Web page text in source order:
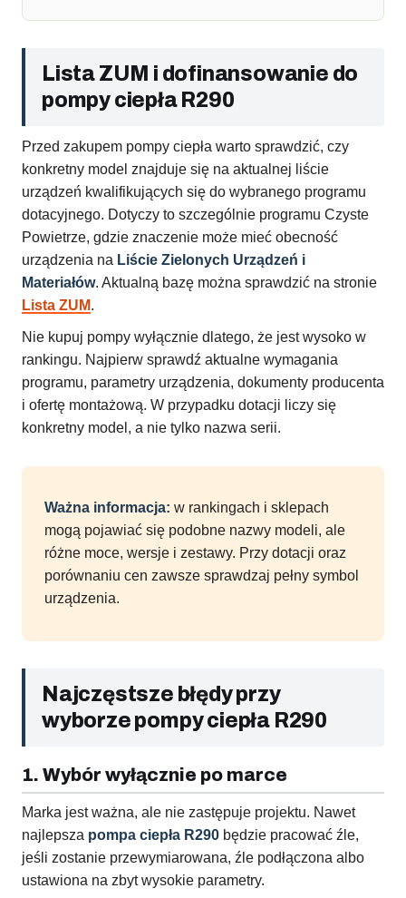
Lista ZUM i dofinansowanie do
pompy ciepła R290
Przed zakupem pompy ciepła warto sprawdzić, czy
konkretny model znajduje się na aktualnej liście
urządzeń kwalifikujących się do wybranego programu
dotacyjnego. Dotyczy to szczególnie programu Czyste
Powietrze, gdzie znaczenie może mieć obecność
urządzenia na Liście Zielonych Urządzeń i
Materiałów. Aktualną bazę można sprawdzić na stronie
Lista ZUM.
Nie kupuj pompy wyłącznie dlatego, że jest wysoko w
rankingu. Najpierw sprawdź aktualne wymagania
programu, parametry urządzenia, dokumenty producenta
i ofertę montażową. W przypadku dotacji liczy się
konkretny model, a nie tylko nazwa serii.
Ważna informacja: w rankingach i sklepach
mogą pojawiać się podobne nazwy modeli, ale
różne moce, wersje i zestawy. Przy dotacji oraz
porównaniu cen zawsze sprawdzaj pełny symbol
urządzenia.
Najczęstsze błędy przy
wyborze pompy ciepła R290
1. Wybór wyłącznie po marce
Marka jest ważna, ale nie zastępuje projektu. Nawet
najlepsza pompa ciepła R290 będzie pracować źle,
jeśli zostanie przewymiarowana, źle podłączona albo
ustawiona na zbyt wysokie parametry.